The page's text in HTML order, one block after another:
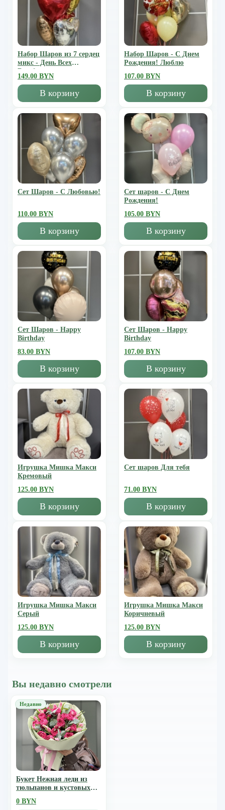
Набор Шаров из 7 сердец
микс - День Всех
Влюбленных
149.00 BYN
В корзину
Набор Шаров - С Днем
Рождения! Люблю
107.00 BYN
В корзину
Сет Шаров - С Любовью!
110.00 BYN
В корзину
Сет шаров - С Днем
Рождения!
105.00 BYN
В корзину
Сет Шаров - Happy
Birthday
83.00 BYN
В корзину
Сет Шаров - Happy
Birthday
107.00 BYN
В корзину
Игрушка Мишка Mакси
Кремовый
125.00 BYN
В корзину
Сет шаров Для тебя
71.00 BYN
В корзину
Игрушка Мишка Mакси
Серый
125.00 BYN
В корзину
Игрушка Мишка Mакси
Коричневый
125.00 BYN
В корзину
Вы недавно смотрели
Букет Нежная леди из
тюльпанов и кустовых
0 BYN